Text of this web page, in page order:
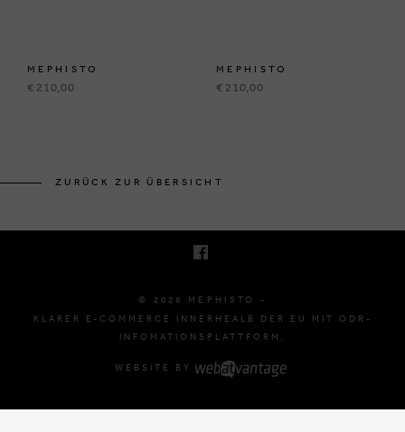
MEPHISTO
€ 210,00
MEPHISTO
€ 210,00
ZURÜCK ZUR ÜBERSICHT
© 2026 MEPHISTO -
KLARER E-COMMERCE INNERHEALB DER EU MIT ODR-
INFOMATIONSPLATTFORM.
WEBSITE BY